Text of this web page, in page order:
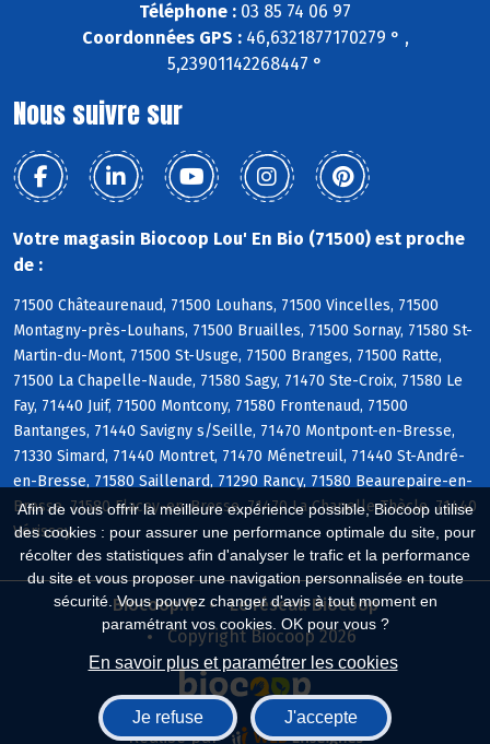
Afin de vous offrir la meilleure expérience possible, Biocoop utilise
des cookies : pour assurer une performance optimale du site, pour
récolter des statistiques afin d'analyser le trafic et la performance
du site et vous proposer une navigation personnalisée en toute
sécurité. Vous pouvez changer d'avis à tout moment en
paramétrant vos cookies. OK pour vous ?
En savoir plus et paramétrer les cookies
Je refuse J'accepte
Téléphone : 03 85 74 06 97
Coordonnées GPS :46,6321877170279 ° ,
5,23901142268447 °
Nous suivre sur
Votre magasin Biocoop Lou' En Bio (71500) est proche
de :
71500 Châteaurenaud, 71500 Louhans, 71500 Vincelles, 71500
Montagny-près-Louhans, 71500 Bruailles, 71500 Sornay, 71580 St-
Martin-du-Mont, 71500 St-Usuge, 71500 Branges, 71500 Ratte,
71500 La Chapelle-Naude, 71580 Sagy, 71470 Ste-Croix, 71580 Le
Fay, 71440 Juif, 71500 Montcony, 71580 Frontenaud, 71500
Bantanges, 71440 Savigny s/Seille, 71470 Montpont-en-Bresse,
71330 Simard, 71440 Montret, 71470 Ménetreuil, 71440 St-André-
en-Bresse, 71580 Saillenard, 71290 Rancy, 71580 Beaurepaire-en-
Bresse, 71580 Flacey-en-Bresse, 71470 La Chapelle-Thècle, 71440
Vérissey
Biocoop.fr
Le réseau Biocoop
Copyright Biocoop 2026
Réalisé par